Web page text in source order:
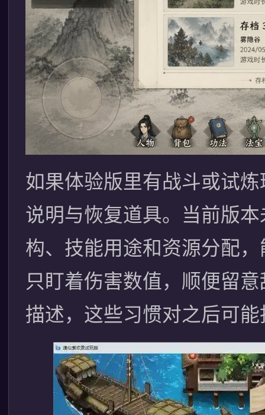
如果体验版里有战斗或试
说明与恢复道具。当前版
构、技能用途和资源分配
只盯着伤害数值，顺便留
描述，这些习惯对之后可